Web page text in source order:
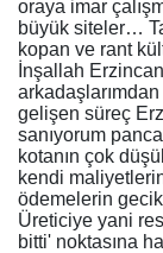
oraya imar
büyük siteler…
kopan ve rant
İnşallah
gelişen süreç
sanıyorum
kotanın çok
kendi
ödemelerin
Üreticiye yani
bitti' noktasına